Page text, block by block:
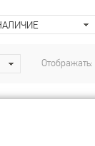
Отображать: